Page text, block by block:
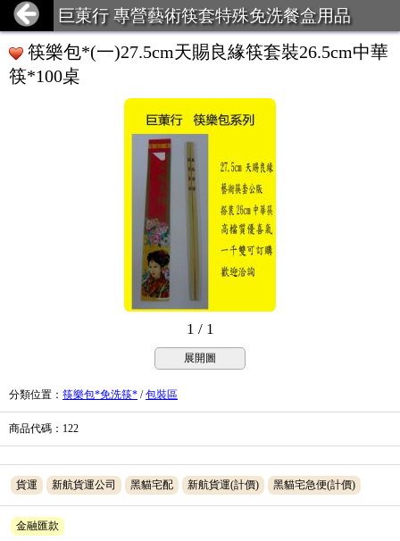
巨菄行 專營藝術筷套特殊免洗餐盒用品
筷樂包*(一)27.5cm天賜良緣筷套裝26.5cm中華
筷*100桌
1 / 1
展開圖
分類位置 ： 筷樂包*免洗筷* /包裝區
商品代碼 ：122
貨運 新航貨運公司 黑貓宅配 新航貨運(計價) 黑貓宅急便(計價)
金融匯款